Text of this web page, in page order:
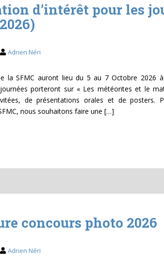
d’intérêt pour les
Adrien Néri
la SFMC auront lieu du 5 au 7 Octobre 2026 à
journées porteront sur « Les météorites et le
de présentations orales et de posters.
nous souhaitons faire une […]
concours photo 2026
Adrien Néri